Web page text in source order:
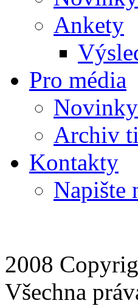
Ankety
Pro média
Novinky
Archiv
Kontakty
Napište
2008
Všechna